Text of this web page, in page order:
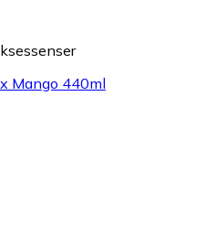
Mango 440ml